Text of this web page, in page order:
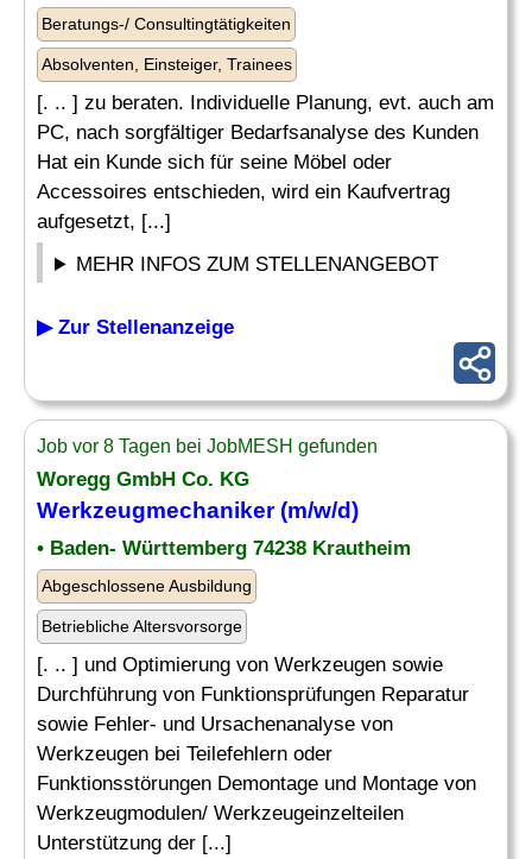
Beratungs-/ Consultingtätigkeiten
Absolventen, Einsteiger, Trainees
[. .. ] zu beraten. Individuelle Planung, evt. auch am
PC, nach sorgfältiger Bedarfsanalyse des Kunden
Hat ein Kunde sich für seine Möbel oder
Accessoires entschieden, wird ein Kaufvertrag
aufgesetzt, [...]
MEHR INFOS ZUM STELLENANGEBOT
▶ Zur Stellenanzeige
Job vor 8 Tagen bei JobMESH gefunden
Woregg GmbH Co. KG
Werkzeugmechaniker (m/w/d)
• Baden- Württemberg 74238 Krautheim
Abgeschlossene Ausbildung
Betriebliche Altersvorsorge
[. .. ] und Optimierung von Werkzeugen sowie
Durchführung von Funktionsprüfungen Reparatur
sowie Fehler- und Ursachenanalyse von
Werkzeugen bei Teilefehlern oder
Funktionsstörungen Demontage und Montage von
Werkzeugmodulen/ Werkzeugeinzelteilen
Unterstützung der [...]